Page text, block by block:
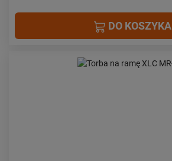
DO KOSZYKA